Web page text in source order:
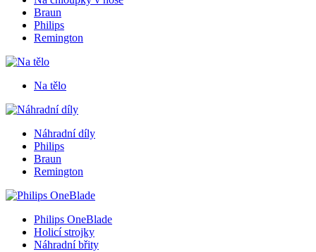
Braun
Philips
Remington
Na tělo
Náhradní díly
Philips
Braun
Remington
Philips OneBlade
Holicí strojky
Náhradní břity